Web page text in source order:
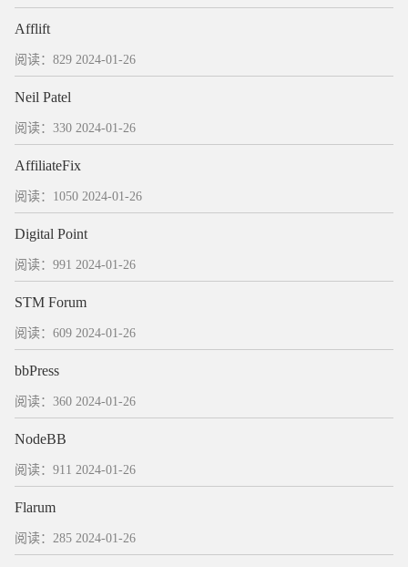
Afflift
阅读：829 2024-01-26
Neil Patel
阅读：330 2024-01-26
AffiliateFix
阅读：1050 2024-01-26
Digital Point
阅读：991 2024-01-26
STM Forum
阅读：609 2024-01-26
bbPress
阅读：360 2024-01-26
NodeBB
阅读：911 2024-01-26
Flarum
阅读：285 2024-01-26